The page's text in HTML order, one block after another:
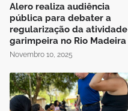
Alero realiza audiência
pública para debater a
regularização da atividade
garimpeira no Rio Madeira
Novembro 10, 2025